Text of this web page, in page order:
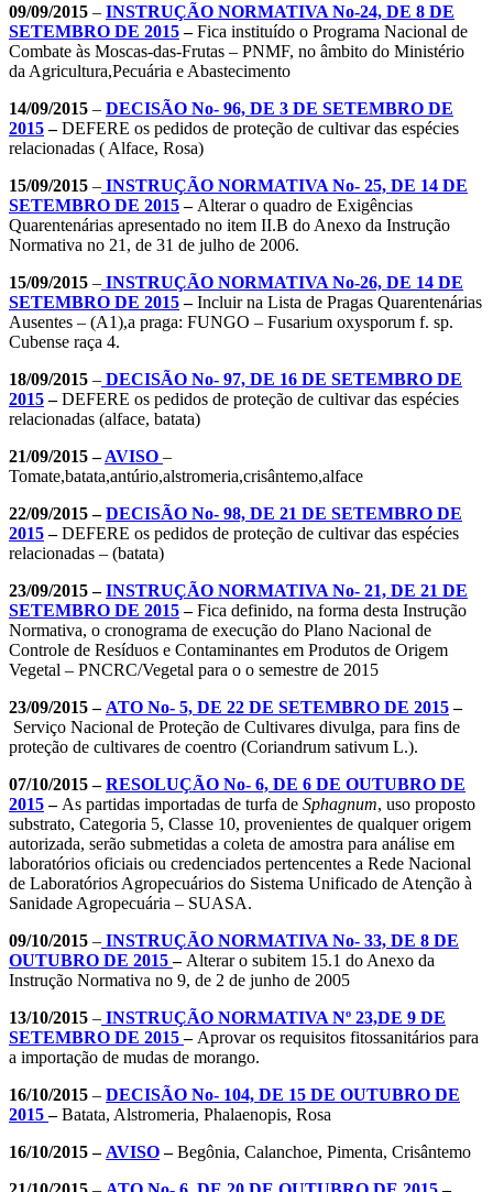
09/09/2015 – INSTRUÇÃO NORMATIVA No-24, DE 8 DE
SETEMBRO DE 2015–Fica instituído o Programa Nacional de
Combate às Moscas-das-Frutas – PNMF, no âmbito do Ministério
da Agricultura,Pecuária e Abastecimento
14/09/2015 – DECISÃO No- 96, DE 3 DE SETEMBRO DE
2015–DEFERE os pedidos de proteção de cultivar das espécies
relacionadas ( Alface, Rosa)
15/09/2015 – INSTRUÇÃO NORMATIVA No- 25, DE 14 DE
SETEMBRO DE 2015– Alterar o quadro de Exigências
Quarentenárias apresentado no item II.B do Anexo da Instrução
Normativa no 21, de 31 de julho de 2006.
15/09/2015 – INSTRUÇÃO NORMATIVA No-26, DE 14 DE
SETEMBRO DE 2015–Incluir na Lista de Pragas Quarentenárias
Ausentes – (A1),a praga: FUNGO – Fusarium oxysporum f. sp.
Cubense raça 4.
18/09/2015 – DECISÃO No- 97, DE 16 DE SETEMBRO DE
2015–DEFERE os pedidos de proteção de cultivar das espécies
relacionadas (alface, batata)
21/09/2015 –AVISO –
Tomate,batata,antúrio,alstromeria,crisântemo,alface
22/09/2015 – DECISÃO No- 98, DE 21 DE SETEMBRO DE
2015–DEFERE os pedidos de proteção de cultivar das espécies
relacionadas – (batata)
23/09/2015 –INSTRUÇÃO NORMATIVA No- 21, DE 21 DE
SETEMBRO DE 2015–Fica definido, na forma desta Instrução
Normativa, o cronograma de execução do Plano Nacional de
Controle de Resíduos e Contaminantes em Produtos de Origem
Vegetal – PNCRC/Vegetal para o o semestre de 2015
23/09/2015 – ATO No- 5, DE 22 DE SETEMBRO DE 2015–
Serviço Nacional de Proteção de Cultivares divulga, para fins de
proteção de cultivares de coentro (Coriandrum sativum L.).
07/10/2015 – RESOLUÇÃO No- 6, DE 6 DE OUTUBRO DE
2015– As partidas importadas de turfa de Sphagnum, uso proposto
substrato, Categoria 5, Classe 10, provenientes de qualquer origem
autorizada, serão submetidas a coleta de amostra para análise em
laboratórios oficiais ou credenciados pertencentes a Rede Nacional
de Laboratórios Agropecuários do Sistema Unificado de Atenção à
Sanidade Agropecuária – SUASA.
09/10/2015 – INSTRUÇÃO NORMATIVA No- 33, DE 8 DE
OUTUBRO DE 2015– Alterar o subitem 15.1 do Anexo da
Instrução Normativa no 9, de 2 de junho de 2005
13/10/2015 – INSTRUÇÃO NORMATIVA Nº 23,DE 9 DE
SETEMBRO DE 2015– Aprovar os requisitos fitossanitários para
a importação de mudas de morango.
16/10/2015 – DECISÃO No- 104, DE 15 DE OUTUBRO DE
2015–Batata, Alstromeria, Phalaenopis, Rosa
16/10/2015 – AVISO–Begônia, Calanchoe, Pimenta, Crisântemo